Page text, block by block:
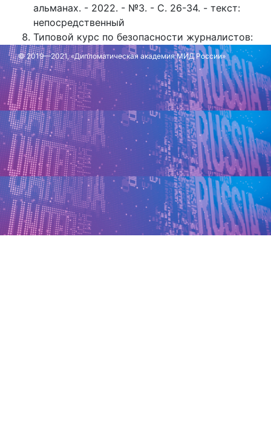
альманах. - 2022. - №3. - С. 26-34. - текст:
непосредственный
Типовой курс по безопасности журналистов:
Руководство для преподавателей
журналистики // Цифровая библиотека
ЮНЕСКО: [сайт]. - URL:
https://unesdoc.unesco.org/ark:/48223/
Обновлено: 11 июля 2025 г.
Обновлено: 18 ноября 2024 г.
© 2019—2021, «Дипломатическая академия МИД России»